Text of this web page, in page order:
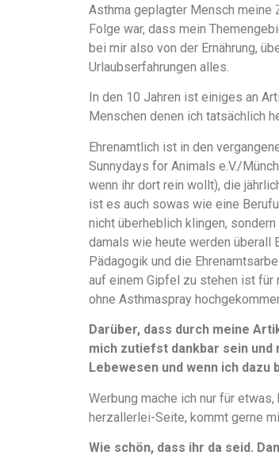
Asthma geplagter Mensch meine
Folge war, dass mein
bei mir also von der Ernährung,
Urlaubserfahrungen alles.
In den 10 Jahren ist einiges an
Menschen denen ich tatsächlich
Ehrenamtlich ist in den
Sunnydays for Animals e.V./
wenn ihr dort rein wollt), die
ist es auch sowas wie eine
nicht überheblich klingen,
damals wie heute werden überall
Pädagogik und die
auf einem Gipfel zu stehen ist für
ohne Asthmaspray
Darüber, dass durch meine
mich zutiefst dankbar sein und
Lebewesen und wenn ich
Werbung mache ich nur für
herzallerlei-Seite, kommt gerne
Wie schön, dass ihr da seid.